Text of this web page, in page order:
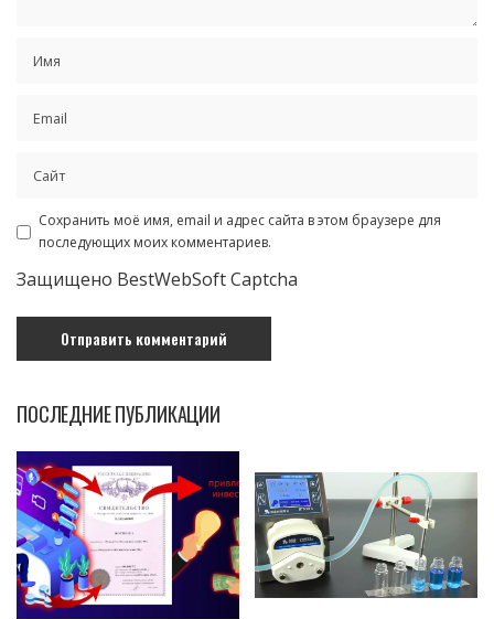
Сохранить моё имя, email и адрес сайта в этом браузере для
последующих моих комментариев.
Защищено BestWebSoft Captcha
ПОСЛЕДНИЕ ПУБЛИКАЦИИ